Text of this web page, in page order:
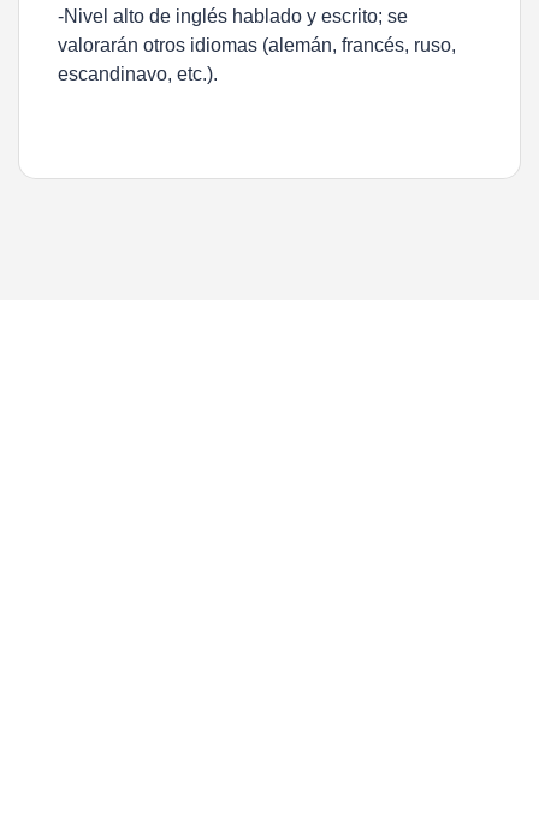
-Nivel alto de inglés hablado y escrito; se
valorarán otros idiomas (alemán, francés, ruso,
escandinavo, etc.).